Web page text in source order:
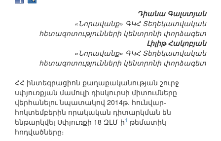
Դիանա Գալստյան
«Նորավանք» ԳԿՀ Տեղեկատվական
հետազոտությունների կենտրոնի փորձագետ
Լիլիթ Հակոբյան
«Նորավանք» ԳԿՀ Տեղեկատվական
հետազոտությունների կենտրոնի փորձագետ
ՀՀ ինտեգրացիոն քաղաքականության շուրջ
սփյուռքյան մամուլի դիսկուրսի միտումները
վերհանելու նպատակով 2014թ. հունվար-
հոկտեմբերին որակական դիտարկման են
ենթարկվել Սփյուռքի 18 ԶԼՄ-ի1 թեմատիկ
հոդվածները։